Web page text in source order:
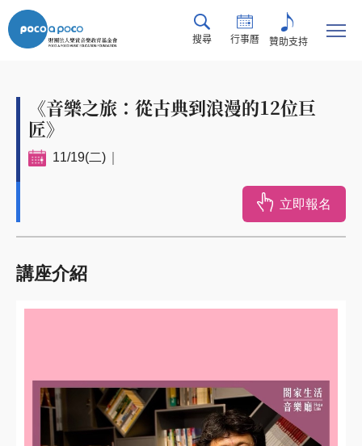
搜尋 行事曆 贊助支持
《音樂之旅：從古典到浪漫的12位巨
匠》
11/19(二)
立即報名
講座介紹